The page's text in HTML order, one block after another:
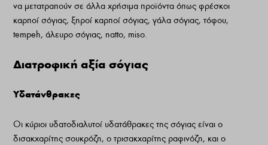
να μετατραπούν σε άλλα χρήσιμα προϊόντα όπως φρέσκοι
καρποί σόγιας, ξηροί καρποί σόγιας, γάλα σόγιας, τόφου,
tempeh, άλευρο σόγιας, natto, miso.
Διατροφική αξία σόγιας
Υδατάνθρακες
Οι κύριοι υδατοδιαλυτοί υδατάθρακες της σόγιας είναι ο
δισακχαρίτης σουκρόζη, ο τρισακχαρίτης ραφινόζη, και ο